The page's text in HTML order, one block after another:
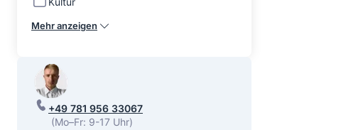
Mehr anzeigen
+49 781 956 33067
(Mo–Fr: 9-17 Uhr)